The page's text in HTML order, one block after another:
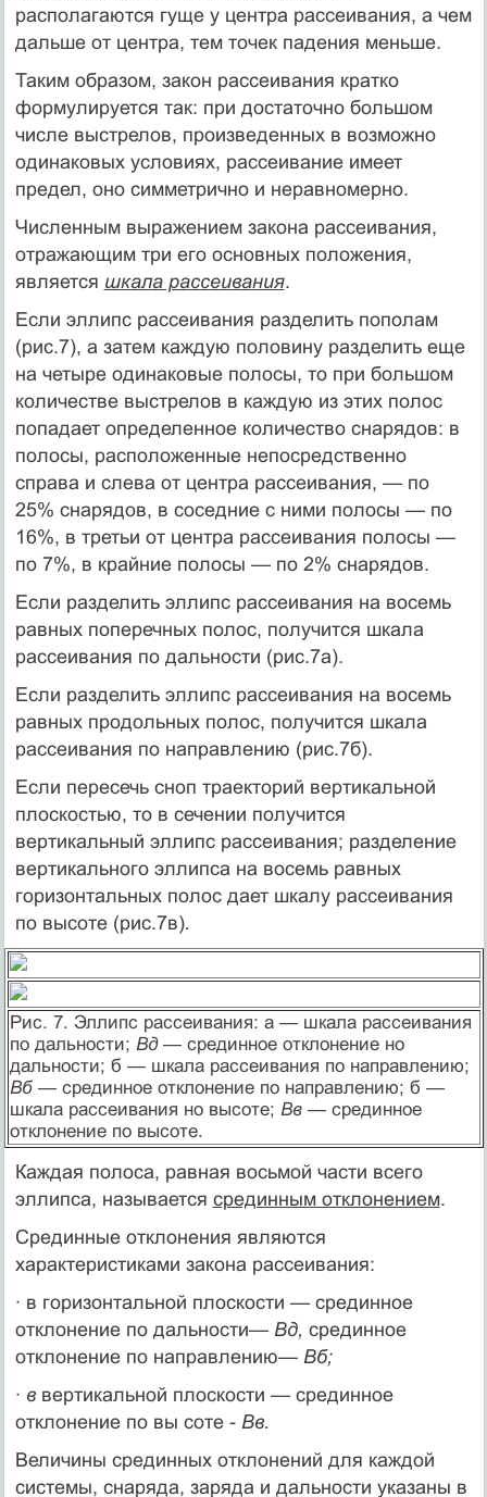
располагаются гуще у центра рассеивания, а чем
дальше от центра, тем точек падения меньше.
Таким образом, закон рассеивания кратко
формулируется так: при достаточно большом
числе выстрелов, произведенных в возможно
одинаковых условиях, рассеивание имеет
предел, оно симметрично и неравномерно.
Численным выражением закона рассеивания,
отражающим три его основных положения,
является шкала рассеивания.
Если эллипс рассеивания разделить пополам
(рис.7), а затем каждую половину разделить еще
на четыре одинаковые полосы, то при большом
количестве выстрелов в каждую из этих полос
попадает определенное количество снарядов: в
полосы, расположенные непосредственно
справа и слева от центра рассеивания, — по
25% снарядов, в соседние с ними полосы — по
16%, в третьи от центра рассеивания полосы —
по 7%, в крайние полосы — по 2% снарядов.
Если разделить эллипс рассеивания на восемь
равных поперечных полос, получится шкала
рассеивания по дальности (рис.7а).
Если разделить эллипс рассеивания на восемь
равных продольных полос, получится шкала
рассеивания по направлению (рис.7б).
Если пересечь сноп траекторий вертикальной
плоскостью, то в сечении получится
вертикальный эллипс рассеивания; разделение
вертикального эллипса на восемь равных
горизонтальных полос дает шкалу рассеивания
по высоте (рис.7в).
Рис. 7. Эллипс рассеивания: а — шкала рассеивания
по дальности; Вд —срединное отклонение но
дальности; б — шкала рассеивания по направлению;
Вб— срединное отклонение по направлению; б —
шкала рассеивания но высоте; Вв —срединное
отклонение по высоте.
Каждая полоса, равная восьмой части всего
эллипса, называется срединным отклонением.
Срединные отклонения являются
характеристиками закона рассеивания:
· в горизонтальной плоскости — срединное
отклонение по дальности— Вд, срединное
отклонение по направлению— Вб;
· ввертикальной плоскости — срединное
отклонение по вы соте - Вв.
Величины срединных отклонений для каждой
системы, снаряда, заряда и дальности указаны в